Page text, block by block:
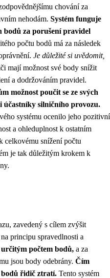
chování za
nehodám. Systém funguje
za porušení pravidel
počtu bodů má za následek
Je důležité si uvědomit,
mají možnost své body snížit
a dodržováním pravidel.
možnost poučit se ze svých
účastníky silničního provozu.
systému ocenilo jeho pozitivní
a ohleduplnost k ostatním
celkovému snížení počtu
je tak důležitým krokem k
zavedený s cílem zvýšit
principu spravedlnosti a
počtem bodů, a za
jsou body odebrány. Čím
bodů řidič ztratí. Tento systém